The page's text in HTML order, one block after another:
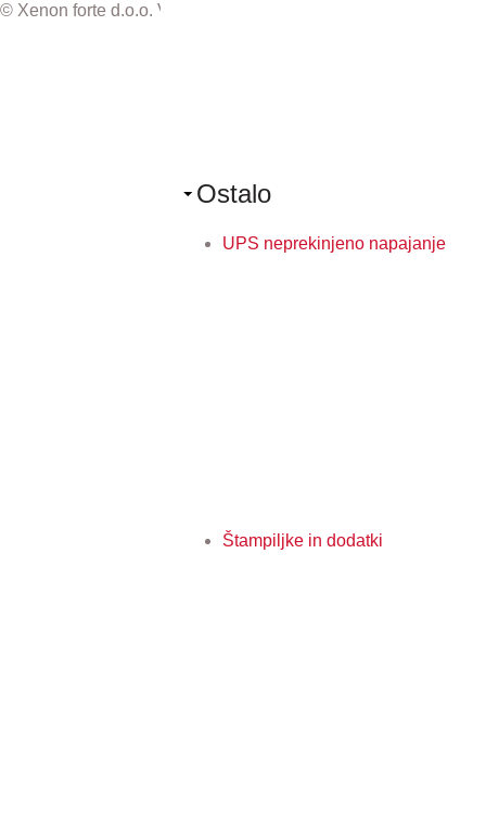
Ostalo
UPS neprekinjeno napajanje
Štampiljke in dodatki
© Xenon forte d.o.o. Vse pravice pridržane.